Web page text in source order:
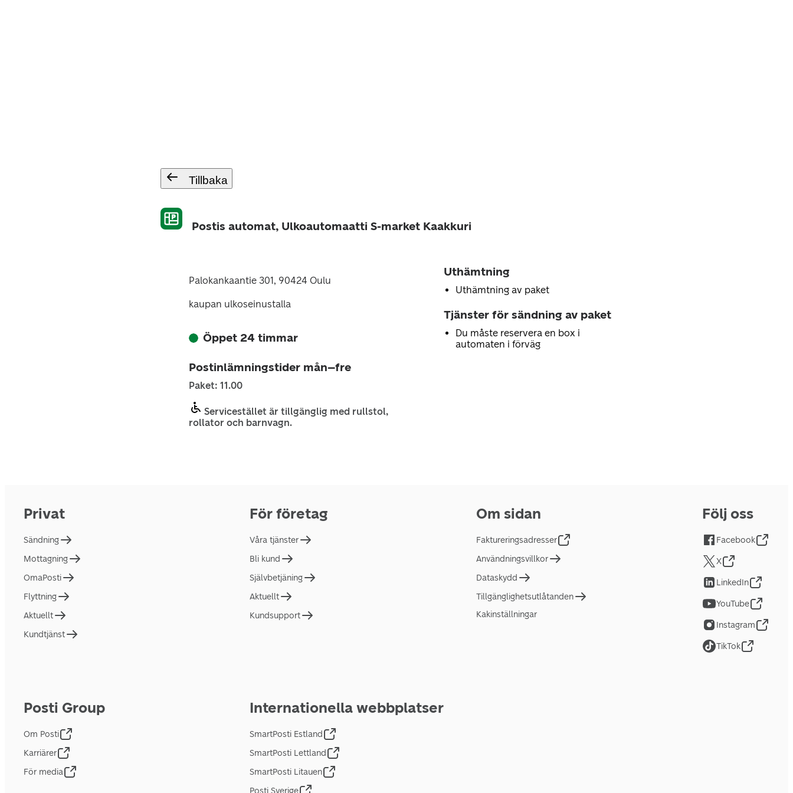
Tillbaka
Postis automat, Ulkoautomaatti S-market Kaakkuri
Palokankaantie 301, 90424 Oulu
kaupan ulkoseinustalla
Öppet 24 timmar
Postinlämningstider mån–fre
Paket: 11.00
Servicestället är tillgänglig med rullstol,
rollator och barnvagn.
Uthämtning
Uthämtning av paket
Tjänster för sändning av paket
Du måste reservera en box i
automaten i förväg
Privat
Sändning
Mottagning
OmaPosti
Flyttning
Aktuellt
Kundtjänst
För företag
Våra tjänster
Bli kund
Självbetjäning
Aktuellt
Kundsupport
Om sidan
Faktureringsadresser
Användningsvillkor
Dataskydd
Tillgänglighetsutlåtanden
Kakinställningar
Posti Group
Om Posti
Karriärer
För media
Internationella webbplatser
SmartPosti Estland
SmartPosti Lettland
SmartPosti Litauen
Posti Sverige
Följ oss
Facebook
X
LinkedIn
YouTube
Instagram
TikTok